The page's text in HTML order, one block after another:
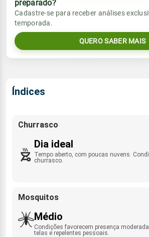
24%49%
Rajada de vento
Sol
06:33h às 18:03h
Lua
Chuva
0.0mm
Vento
E -
Rajada de vento
Sol
preparado?
Cadastre-se para receber análises
temporada.
QUERO SABER MAIS
Índices
Churrasco
Dia ideal
Tempo aberto, com poucas nuvens.
churrasco.
Mosquitos
Médio
Condições favorecem presença
telas e repelentes pessoais.